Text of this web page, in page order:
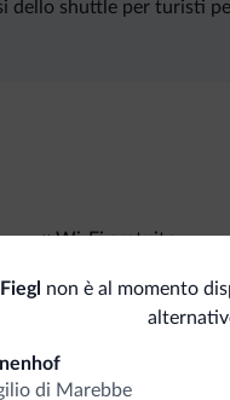
dello shuttle per turisti
Wi-Fi gratuito
non è al momento
di Marebbe